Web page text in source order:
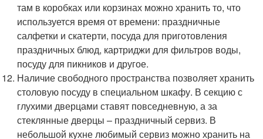
там в коробках или корзинах можно хранить то, что
используется время от времени: праздничные
салфетки и скатерти, посуда для приготовления
праздничных блюд, картриджи для фильтров воды,
посуду для пикников и другое.
Наличие свободного пространства позволяет хранить
столовую посуду в специальном шкафу. В секцию с
глухими дверцами ставят повседневную, а за
стеклянные дверцы – праздничный сервиз. В
небольшой кухне любимый сервиз можно хранить на